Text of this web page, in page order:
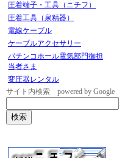
圧着端子・工具（ニチフ）
圧着工具（泉精器）
電線ケーブル
ケーブルアクセサリー
パチンコホール電気部門御担
当者さま
変圧器レンタル
サイト内検索 powered by Google